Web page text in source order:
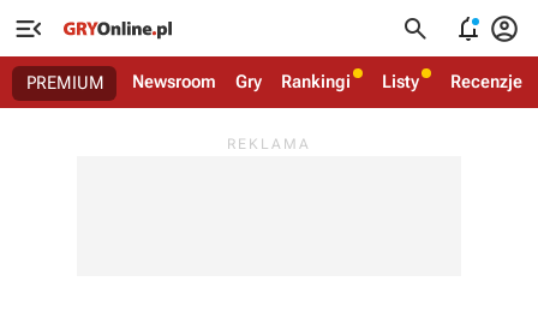
   
PREMIUM Newsroom Gry Rankingi Listy Recenzje